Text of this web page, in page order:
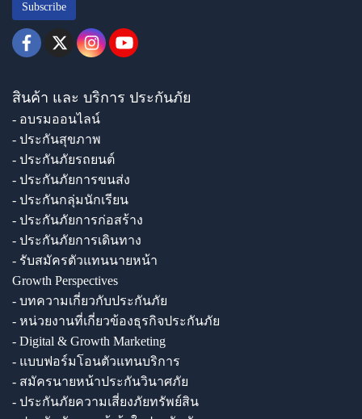
Subscribe
สินค้า และ บริการ ประกันภัย
- อบรมออนไลน์
- ประกันสุขภาพ
- ประกันภัยรถยนต์
- ประกันภัยการขนส่ง
- ประกันกลุ่มนักเรียน
- ประกันภัยการก่อสร้าง
- ประกันภัยการเดินทาง
- รับสมัครตัวแทนนายหน้า
Growth Perspectives
- บทความเกี่ยวกับประกันภัย
- หน่วยงานที่เกี่ยวข้องธุรกิจประกันภัย
- Digital & Growth Marketing
- แบบฟอร์มโอนตัวแทนบริการ
- สมัครนายหน้าประกันวินาศภัย
- ประกันภัยความเสี่ยงภัยทรัพย์สิน